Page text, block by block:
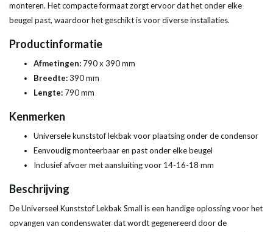
monteren. Het compacte formaat zorgt ervoor dat het onder elke
beugel past, waardoor het geschikt is voor diverse installaties.
Productinformatie
Afmetingen: 790 x 390 mm
Breedte:390 mm
Lengte: 790 mm
Kenmerken
Universele kunststof lekbak voor plaatsing onder de condensor
Eenvoudig monteerbaar en past onder elke beugel
Inclusief afvoer met aansluiting voor 14-16-18 mm
Beschrijving
De Universeel Kunststof Lekbak Small is een handige oplossing voor het
opvangen van condenswater dat wordt gegenereerd door de